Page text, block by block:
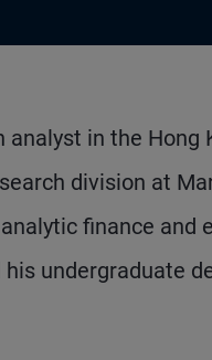
in the Hong
division at
finance
undergraduate